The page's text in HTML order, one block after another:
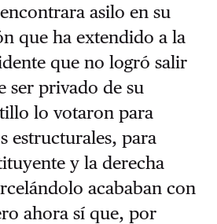
asilo en su
que ha extendido a la
que no logró salir
ser privado de su
lo votaron para
estructurales, para
y la derecha
acababan con
ahora sí que, por